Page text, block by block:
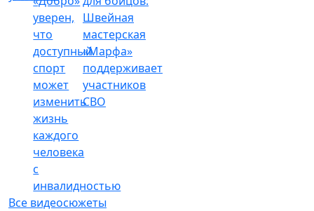
уверен,
что
доступный
спорт
может
изменить
жизнь
каждого
человека
с
инвалидностью
Швейная
мастерская
«Марфа»
поддерживает
участников
СВО
Все видеосюжеты